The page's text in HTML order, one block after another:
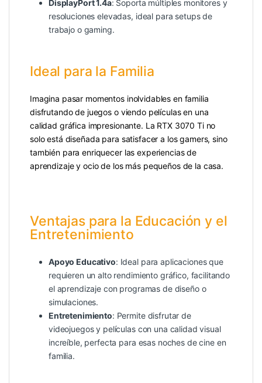
DisplayPort 1.4a: Soporta múltiples monitores y
resoluciones elevadas, ideal para setups de
trabajo o gaming.
Ideal para la Familia
Imagina pasar momentos inolvidables en familia
disfrutando de juegos o viendo películas en una
calidad gráfica impresionante. La RTX 3070 Ti no
solo está diseñada para satisfacer a los gamers, sino
también para enriquecer las experiencias de
aprendizaje y ocio de los más pequeños de la casa.
Ventajas para la Educación y el
Entretenimiento
Apoyo Educativo: Ideal para aplicaciones que
requieren un alto rendimiento gráfico, facilitando
el aprendizaje con programas de diseño o
simulaciones.
Entretenimiento: Permite disfrutar de
videojuegos y películas con una calidad visual
increíble, perfecta para esas noches de cine en
familia.